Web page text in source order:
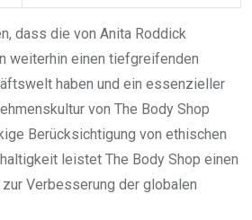
dass die von Anita Roddick
weiterhin einen tiefgreifenden
haben und ein essenzieller
von The Body Shop
Berücksichtigung von ethischen
leistet The Body Shop einen
Verbesserung der globalen